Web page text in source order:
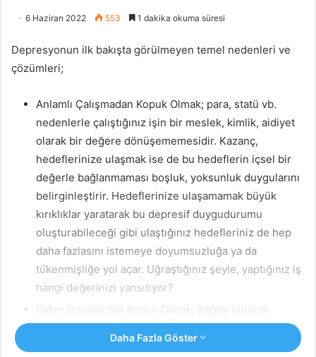
6 Haziran 2022 553 1 dakika okuma süresi
Depresyonun ilk bakışta görülmeyen temel nedenleri ve
çözümleri;
Anlamlı Çalışmadan Kopuk Olmak; para, statü vb.
nedenlerle çalıştığınız işin bir meslek, kimlik, aidiyet
olarak bir değere dönüşememesidir. Kazanç,
hedeflerinize ulaşmak ise de bu hedeflerin içsel bir
değerle bağlanmaması boşluk, yoksunluk duygularını
belirginleştirir. Hedeflerinize ulaşamamak büyük
kırıklıklar yaratarak bu depresif duygudurumu
oluşturabileceği gibi ulaştığınız hedefleriniz de hep
daha fazlasını istemeye doyumsuzluğa ya da
tükenmişliğe yol açar. Uğraştığınız şeyle, yaptığınız iş
hangi değerinizi yansıtıyor?
Diğer insanlardan Kopuk Olmak; Bağlar kurarak
kendimizi tanırı. İllişki kurmak aynaya bakmaktan daha
fazla kendimizi gösterebilecek hatta gördüğümüz kişi
Daha Fazla Göster